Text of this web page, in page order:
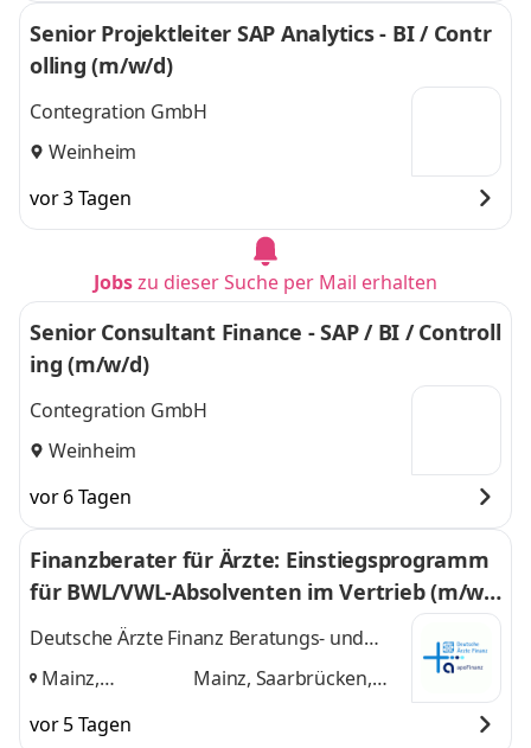
Senior Projektleiter SAP Analytics - BI / Contr
olling (m/w/d)
Contegration GmbH
Weinheim
vor 3 Tagen
Jobszu dieser Suche per Mail erhalten
Senior Consultant Finance - SAP / BI / Controll
ing (m/w/d)
Contegration GmbH
Weinheim
vor 6 Tagen
Finanzberater für Ärzte: Einstiegsprogramm
für BWL/VWL-Absolventen im Vertrieb (m/w/
d)
Deutsche Ärzte Finanz Beratungs- und
Vermittlungs AG
Mainz,
Mannheim
Mainz, Saarbrücken,
vor 5 Tagen